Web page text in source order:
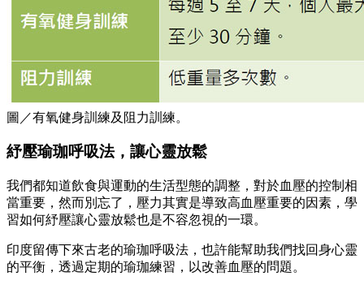
圖／有氧健身訓練及阻力訓練。
紓壓瑜珈呼吸法，讓心靈放鬆
我們都知道飲食與運動的生活型態的調整，對於血壓的控制相
當重要，然而別忘了，壓力其實是導致高血壓重要的因素，學
習如何紓壓讓心靈放鬆也是不容忽視的一環。
印度留傳下來古老的瑜珈呼吸法，也許能幫助我們找回身心靈
的平衡，透過定期的瑜珈練習，以改善血壓的問題。